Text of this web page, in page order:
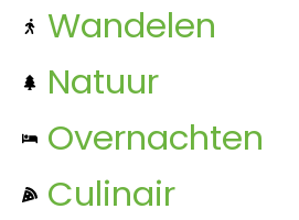
Wandelen
Natuur
Overnachten
Culinair